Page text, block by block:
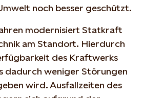
noch besser geschützt.
modernisiert Statkraft
am Standort. Hierdurch
des Kraftwerks
dadurch weniger Störungen
wird. Ausfallzeiten des